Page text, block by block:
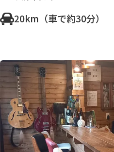
20km（車で約30分）